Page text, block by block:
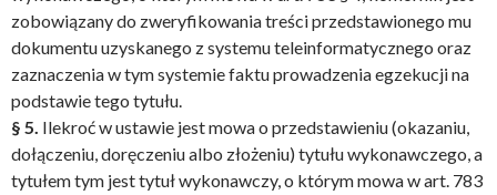
zobowiązany do zweryfikowania treści przedstawionego mu
dokumentu uzyskanego z systemu teleinformatycznego oraz
zaznaczenia w tym systemie faktu prowadzenia egzekucji na
podstawie tego tytułu.
§ 5. Ilekroć w ustawie jest mowa o przedstawieniu (okazaniu,
dołączeniu, doręczeniu albo złożeniu) tytułu wykonawczego, a
tytułem tym jest tytuł wykonawczy, o którym mowa w art. 783